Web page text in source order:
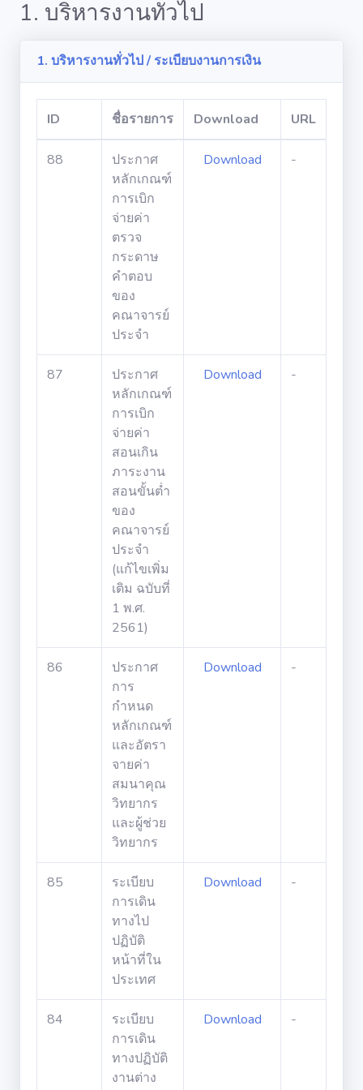
ทั่วไป
ยุทธศาสตร์
1. บริหารงานทั่วไป
1. บริหารงานทั่วไป / ระเบียบงานการเงิน
ID ชื่อรายการ Download URL
88
ประกาศ
หลักเกณฑ์
การเบิก
จ่ายค่า
ตรวจ
กระดาษ
คำตอบ
ของ
คณาจารย์
ประจำ
Download -
87
ประกาศ
หลักเกณฑ์
การเบิก
จ่ายค่า
สอนเกิน
ภาระงาน
สอนขั้นต่ำ
ของ
คณาจารย์
ประจำ
(แก้ไขเพิ่ม
เติม ฉบับที่
1 พ.ศ.
2561)
Download -
86
ประกาศ
การ
กำหนด
หลักเกณฑ์
และอัตรา
จายค่า
สมนาคุณ
วิทยากร
และผู้ช่วย
วิทยากร
Download -
85
ระเบียบ
การเดิน
ทางไป
ปฏิบัติ
หน้าที่ใน
ประเทศ
Download -
84
ระเบียบ
การเดิน
ทางปฏิบัติ
งานต่าง
Download -